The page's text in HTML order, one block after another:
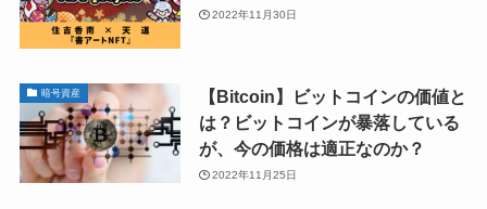
2022年11月30日
暗号資産
【Bitcoin】ビットコインの価値と
は？ビットコインが暴落している
が、今の価格は適正なのか？
2022年11月25日